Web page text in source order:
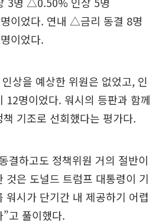
이었다. 연내 △금리 동결 8명
이었다.
상을 예상한 위원은 없었고, 인
12명이었다. 워시의 등판과 함께
책 기조로 선회했다는 평가다.
결하고도 정책위원 거의 절반이
것은 도널드 트럼프 대통령이 기
워시가 단기간 내 제공하기 어렵
고 풀이했다.